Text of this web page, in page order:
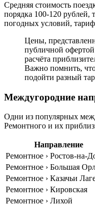
Средняя стоимость
порядка 100-120 рублей,
погодных условий,
Цены,
публичной
расчёта
Важно помнить,
подойти разный
Междугородние
Одни из популярных
Ремонтного и их
Направление
Ремонтное › Ростов-на-
Ремонтное › Большая
Ремонтное › Казачьи
Ремонтное › Кировская
Ремонтное › Лихой